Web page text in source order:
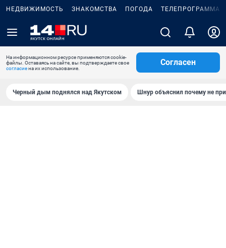
НЕДВИЖИМОСТЬ ЗНАКОМСТВА ПОГОДА ТЕЛЕПРОГРАММА
На информационном ресурсе применяются cookie-
файлы. Оставаясь на сайте, вы подтверждаете свое
согласиена их использование.
Согласен
Черный дым поднялся над Якутском Шнур объяснил почему не